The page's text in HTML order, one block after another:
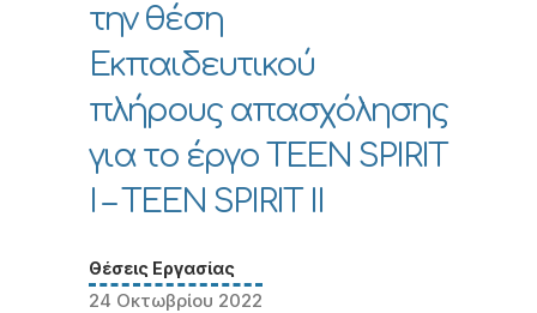
την θέση
Εκπαιδευτικού
πλήρους απασχόλησης
για το έργο TEEN SPIRIT
I – TEEN SPIRIT II
Θέσεις Εργασίας
24 Οκτωβρίου 2022